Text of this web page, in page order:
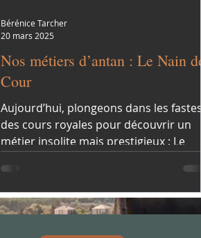
Nos métiers d’antan : Le Nain de
Cour
Aujourd’hui, plongeons dans les fastes
des cours royales pour découvrir un
métier insolite mais prestigieux : Le
Bérénice Tarcher
20 mars 2025